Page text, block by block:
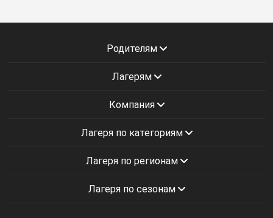
Родителям
Лагерям
Компания
Лагеря по категориям
Лагеря по регионам
Лагеря по сезонам